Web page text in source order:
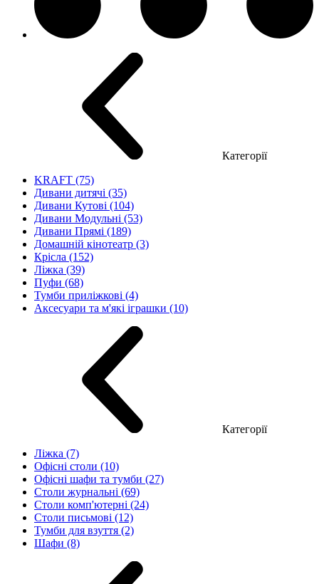
Категорії
KRAFT (75)
Дивани дитячі (35)
Дивани Кутові (104)
Дивани Модульні (53)
Дивани Прямі (189)
Домашній кінотеатр (3)
Крісла (152)
Ліжка (39)
Пуфи (68)
Тумби приліжкові (4)
Аксесуари та м'які іграшки (10)
Категорії
Ліжка (7)
Офісні столи (10)
Офісні шафи та тумби (27)
Столи журнальні (69)
Столи комп'ютерні (24)
Столи письмові (12)
Тумби для взуття (2)
Шафи (8)